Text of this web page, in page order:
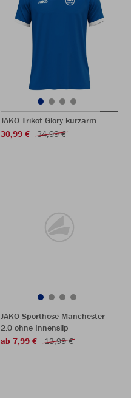
JAKO Trikot Glory kurzarm
30,99 €
34,99 €
JAKO Sporthose Manchester
2.0 ohne Innenslip
ab 7,99 €
13,99 €